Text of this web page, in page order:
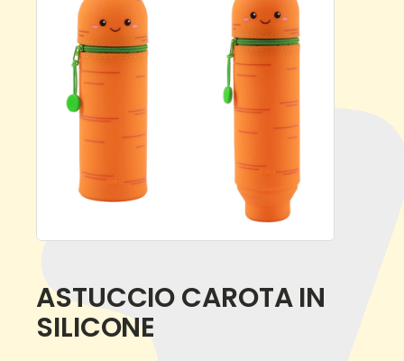
ASTUCCIO CAROTA IN
SILICONE